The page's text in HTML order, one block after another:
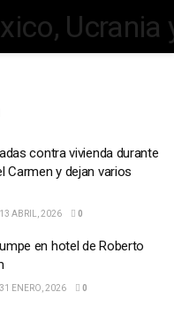
contra vivienda durante
Carmen y dejan varios
13 ABRIL, 2026 0
en hotel de Roberto
31 ENERO, 2026 0